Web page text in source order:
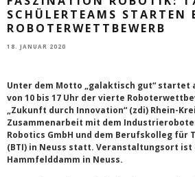
SCHÜLERTEAMS STARTEN
ROBOTERWETTBEWERB
18. JANUAR 2020
Unter dem Motto „galaktisch gut“ startet
von 10 bis 17 Uhr der vierte
„Zukunft durch Innovation“ (zdi) Rhein-
Zusammenarbeit mit dem
Robotics GmbH und dem Berufskolleg für
(BTI) in Neuss statt. Veranstaltungsort ist
Hammfelddamm in Neuss.